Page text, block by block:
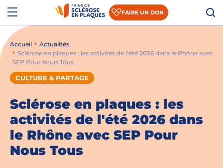
Aller au contenu
Aller à la recherche
FAIRE UN DON
Qui sommes-nous ?
S’informer sur la recherche
Nous rejoindre
Nous soutenir
Accueil
Actualités
Sclérose en plaques : les activités de l'été 2026 dans le Rhône avec
SEP Pour Nous Tous
CULTURE & PARTAGE
Sclérose en plaques : les
activités de l'été 2026 dans
le Rhône avec SEP Pour
Nous Tous